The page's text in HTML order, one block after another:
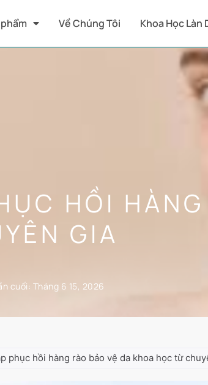
Về Chúng Tôi Khoa Học Làn
HỒI
GIA
cuối: Tháng 6 15, 2026
phục hồi hàng rào bảo vệ da khoa học từ